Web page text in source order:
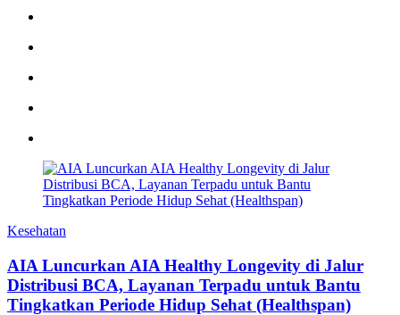
Kesehatan
AIA Luncurkan AIA Healthy Longevity di Jalur
Distribusi BCA, Layanan Terpadu untuk Bantu
Tingkatkan Periode Hidup Sehat (Healthspan)